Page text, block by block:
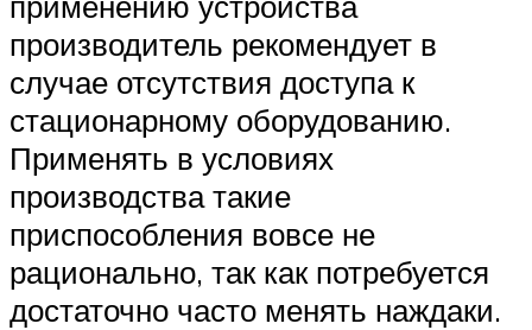
производитель рекомендует в
случае отсутствия доступа к
стационарному оборудованию.
Применять в условиях
производства такие
приспособления вовсе не
рационально, так как потребуется
достаточно часто менять наждаки.